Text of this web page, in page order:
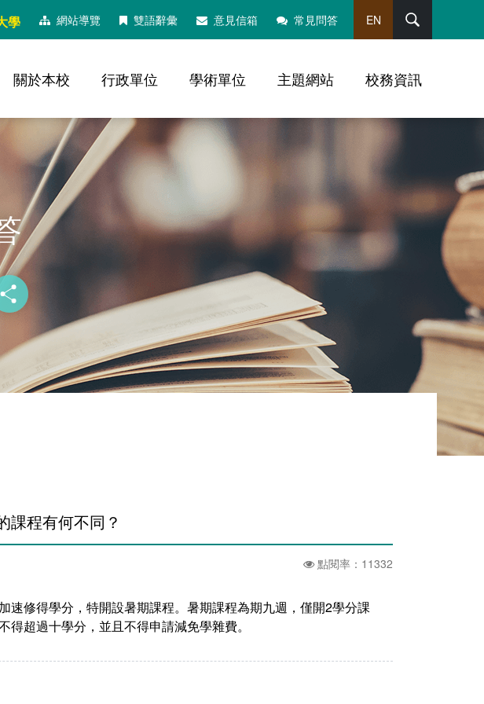
學 網站導覽 雙語辭彙 意見信箱 常見問答 EN
關於本校 行政單位 學術單位 主題網站 校務資訊
課程有何不同？
點閱率：11332
速修得學分，特開設暑期課程。暑期課程為期九週，僅開2學分課
超過十學分，並且不得申請減免學雜費。